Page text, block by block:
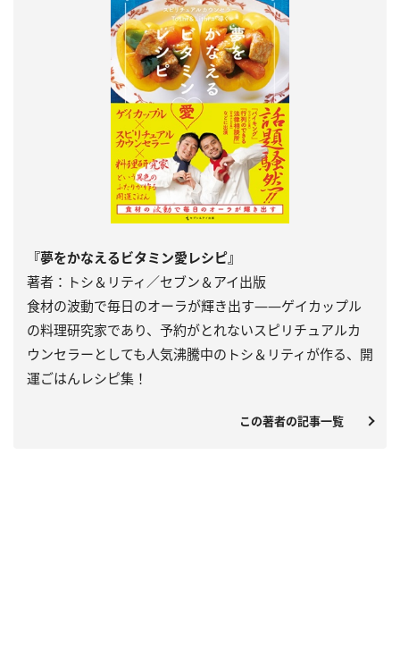
『夢をかなえるビタミン愛レシピ』
著者：トシ＆リティ／セブン＆アイ出版
食材の波動で毎日のオーラが輝き出す――ゲイカップル
の料理研究家であり、予約がとれないスピリチュアルカ
ウンセラーとしても人気沸騰中のトシ＆リティが作る、開
運ごはんレシピ集！
この著者の記事一覧